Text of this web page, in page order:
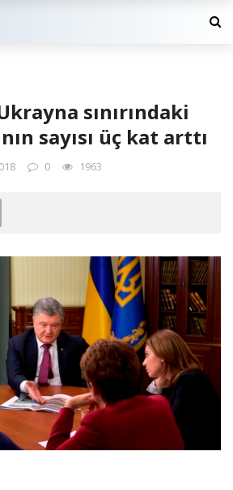
sınırındaki
sayısı üç kat arttı
0 1963